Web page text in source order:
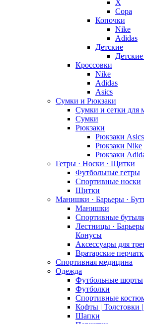
X
Copa
Копочки
Nike
Adidas
Детские
Кроссовки
Nike
Adidas
Asics
Сумки и Рюкзаки
Сумки и сетки для
Сумки
Рюкзаки
Рюкзаки Asics
Рюкзаки Nike
Рюкзаки
Гетры · Носки · Щитки
Футбольные гетры
Спортивные носки
Щитки
Манишки · Барьеры ·
Манишки
Спортивные
Лестницы ·
Конусы
Аксессуары для
Вратарские
Спортивная медицина
Одежда
Футбольные шорты
Футболки
Спортивные
Кофты | Толстовки
Шапки